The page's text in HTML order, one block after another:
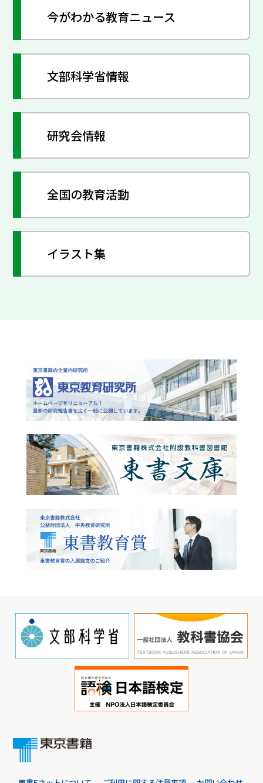
今がわかる教育ニュース
文部科学省情報
研究会情報
全国の教育活動
イラスト集